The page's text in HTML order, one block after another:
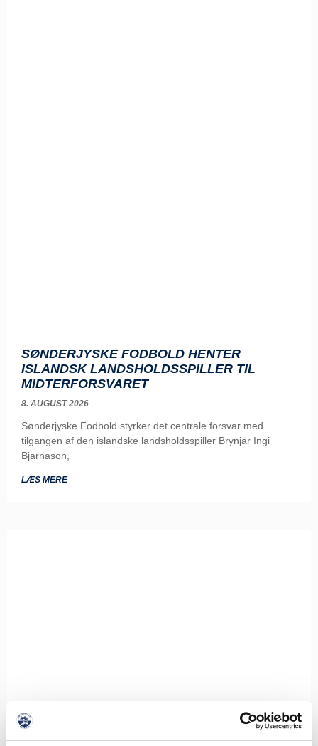
SØNDERJYSKE FODBOLD HENTER
ISLANDSK LANDSHOLDSSPILLER TIL
MIDTERFORSVARET
8. AUGUST 2026
Sønderjyske Fodbold styrker det centrale forsvar med
tilgangen af den islandske landsholdsspiller Brynjar Ingi
Bjarnason,
LÆS MERE